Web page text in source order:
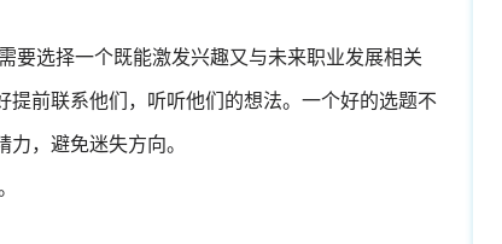
要选择一个既能激发兴趣又与未来职业发展相关
前联系他们，听听他们的想法。一个好的选题不
，避免迷失方向。